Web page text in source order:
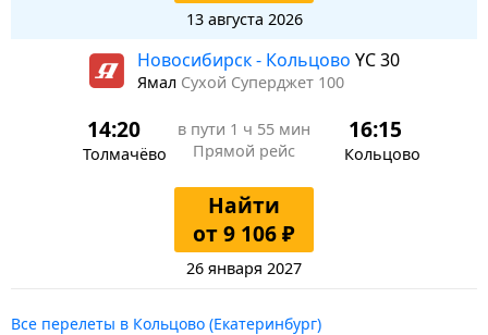
13 августа 2026
Новосибирск - Кольцово YC 30
Ямал Сухой Суперджет 100
14:20
Толмачёво
в пути 1 ч 55 мин
Прямой рейс
16:15
Кольцово
Найти
от 9 106 ₽
26 января 2027
Все перелеты в Кольцово (Екатеринбург)